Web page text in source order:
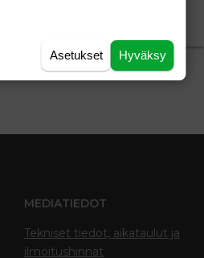
MEDIATIEDOT
Tekniset tiedot, aikataulut ja
ilmoitushinnat
Hyväksy
Asetukset